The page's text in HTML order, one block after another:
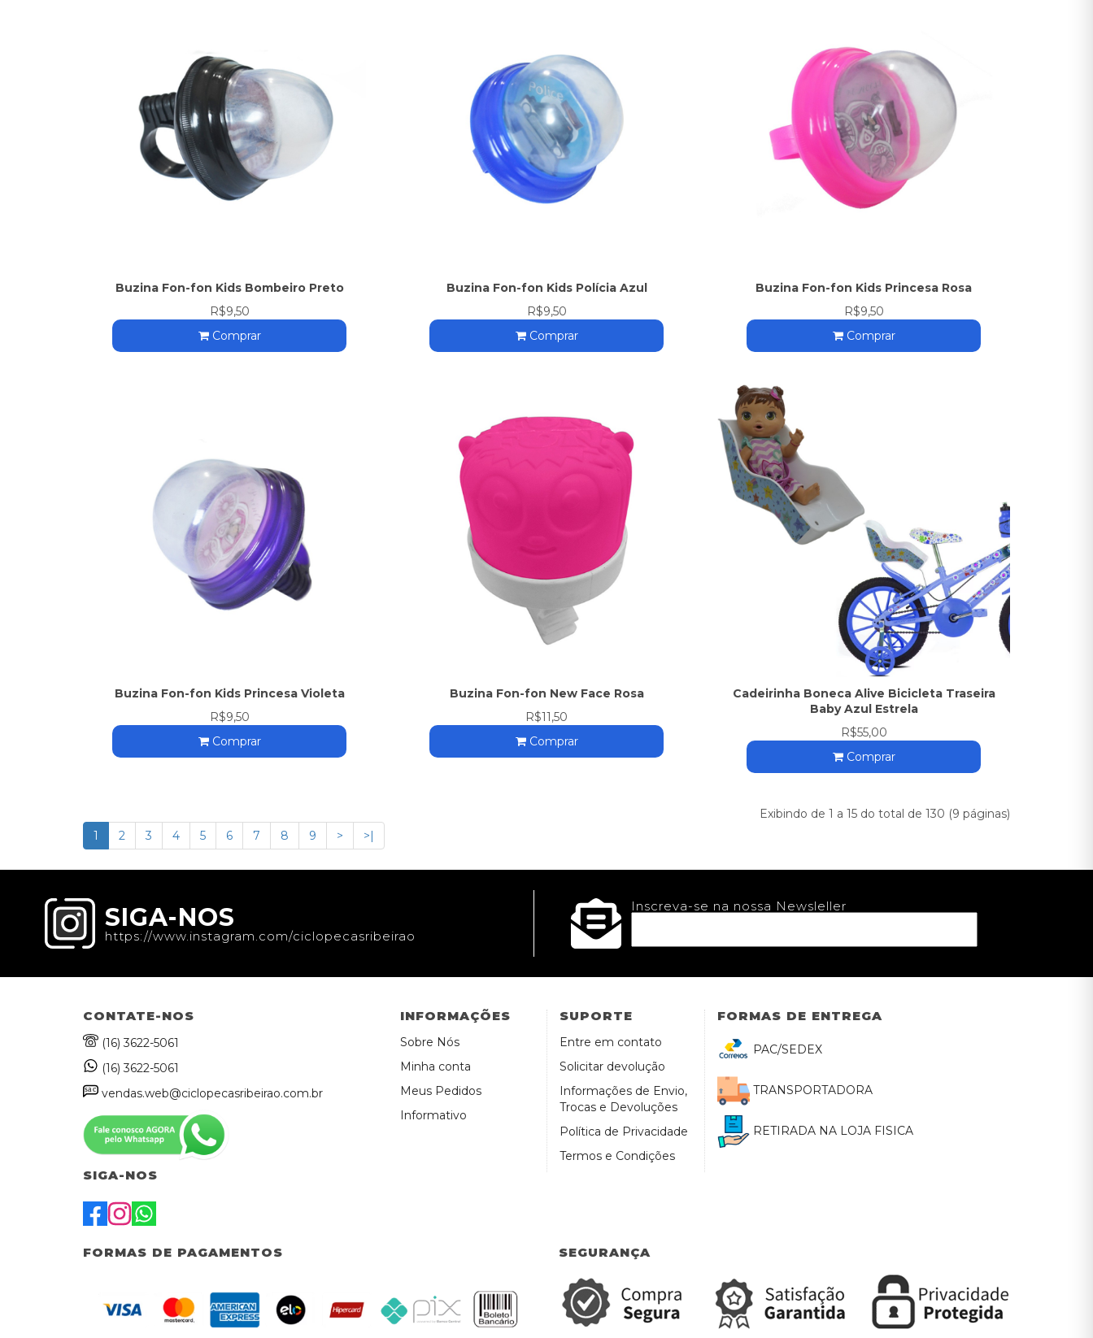
Buzina Fon-fon Kids Bombeiro Preto
R$9,50
Comprar
Buzina Fon-fon Kids Polícia Azul
R$9,50
Comprar
Buzina Fon-fon Kids Princesa Rosa
R$9,50
Comprar
Buzina Fon-fon Kids Princesa Violeta
R$9,50
Comprar
Buzina Fon-fon New Face Rosa
R$11,50
Comprar
Cadeirinha Boneca Alive Bicicleta Traseira
Baby Azul Estrela
R$55,00
Comprar
1 2 3 4 5 6 7 8 9 > >|
Exibindo de 1 a 15 do total de 130 (9 páginas)
SIGA-NOS
https://www.instagram.com/ciclopecasribeirao
Inscreva-se na nossa Newsleller
CONTATE-NOS
(16) 3622-5061
(16) 3622-5061
sac vendas.web@ciclopecasribeirao.com.br
SIGA-NOS
INFORMAÇÕES
Sobre Nós
Minha conta
Meus Pedidos
Informativo
SUPORTE
Entre em contato
Solicitar devolução
Informações de Envio,
Trocas e Devoluções
Política de Privacidade
Termos e Condições
FORMAS DE ENTREGA
PAC/SEDEX
TRANSPORTADORA
RETIRADA NA LOJA FISICA
FORMAS DE PAGAMENTOS SEGURANÇA